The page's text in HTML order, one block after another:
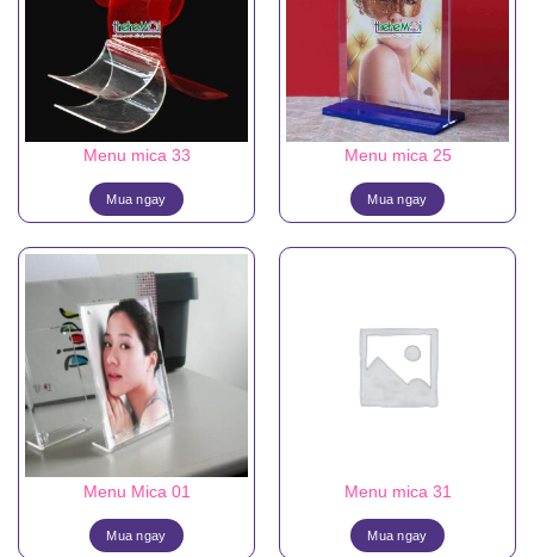
Menu mica 33
Mua ngay
Menu mica 25
Mua ngay
Menu Mica 01
Mua ngay
Menu mica 31
Mua ngay